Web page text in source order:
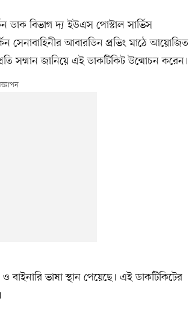
ডাক বিভাগ দ্য ইউএস পোস্টাল সার্ভিস
সেনাবাহিনীর আবারডিন প্রভিং মাঠে আয়োজিত
সম্মান জানিয়ে এই ডাকটিকিট উন্মোচন করেন।
ভাষা স্থান পেয়েছে। এই ডাকটিকিটের